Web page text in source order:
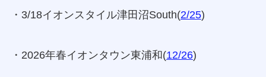
・3/18イオンスタイル津田沼South(2/25)
・2026年春イオンタウン東浦和(12/26)